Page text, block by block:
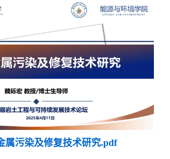
属污染及修复技术研究.pdf